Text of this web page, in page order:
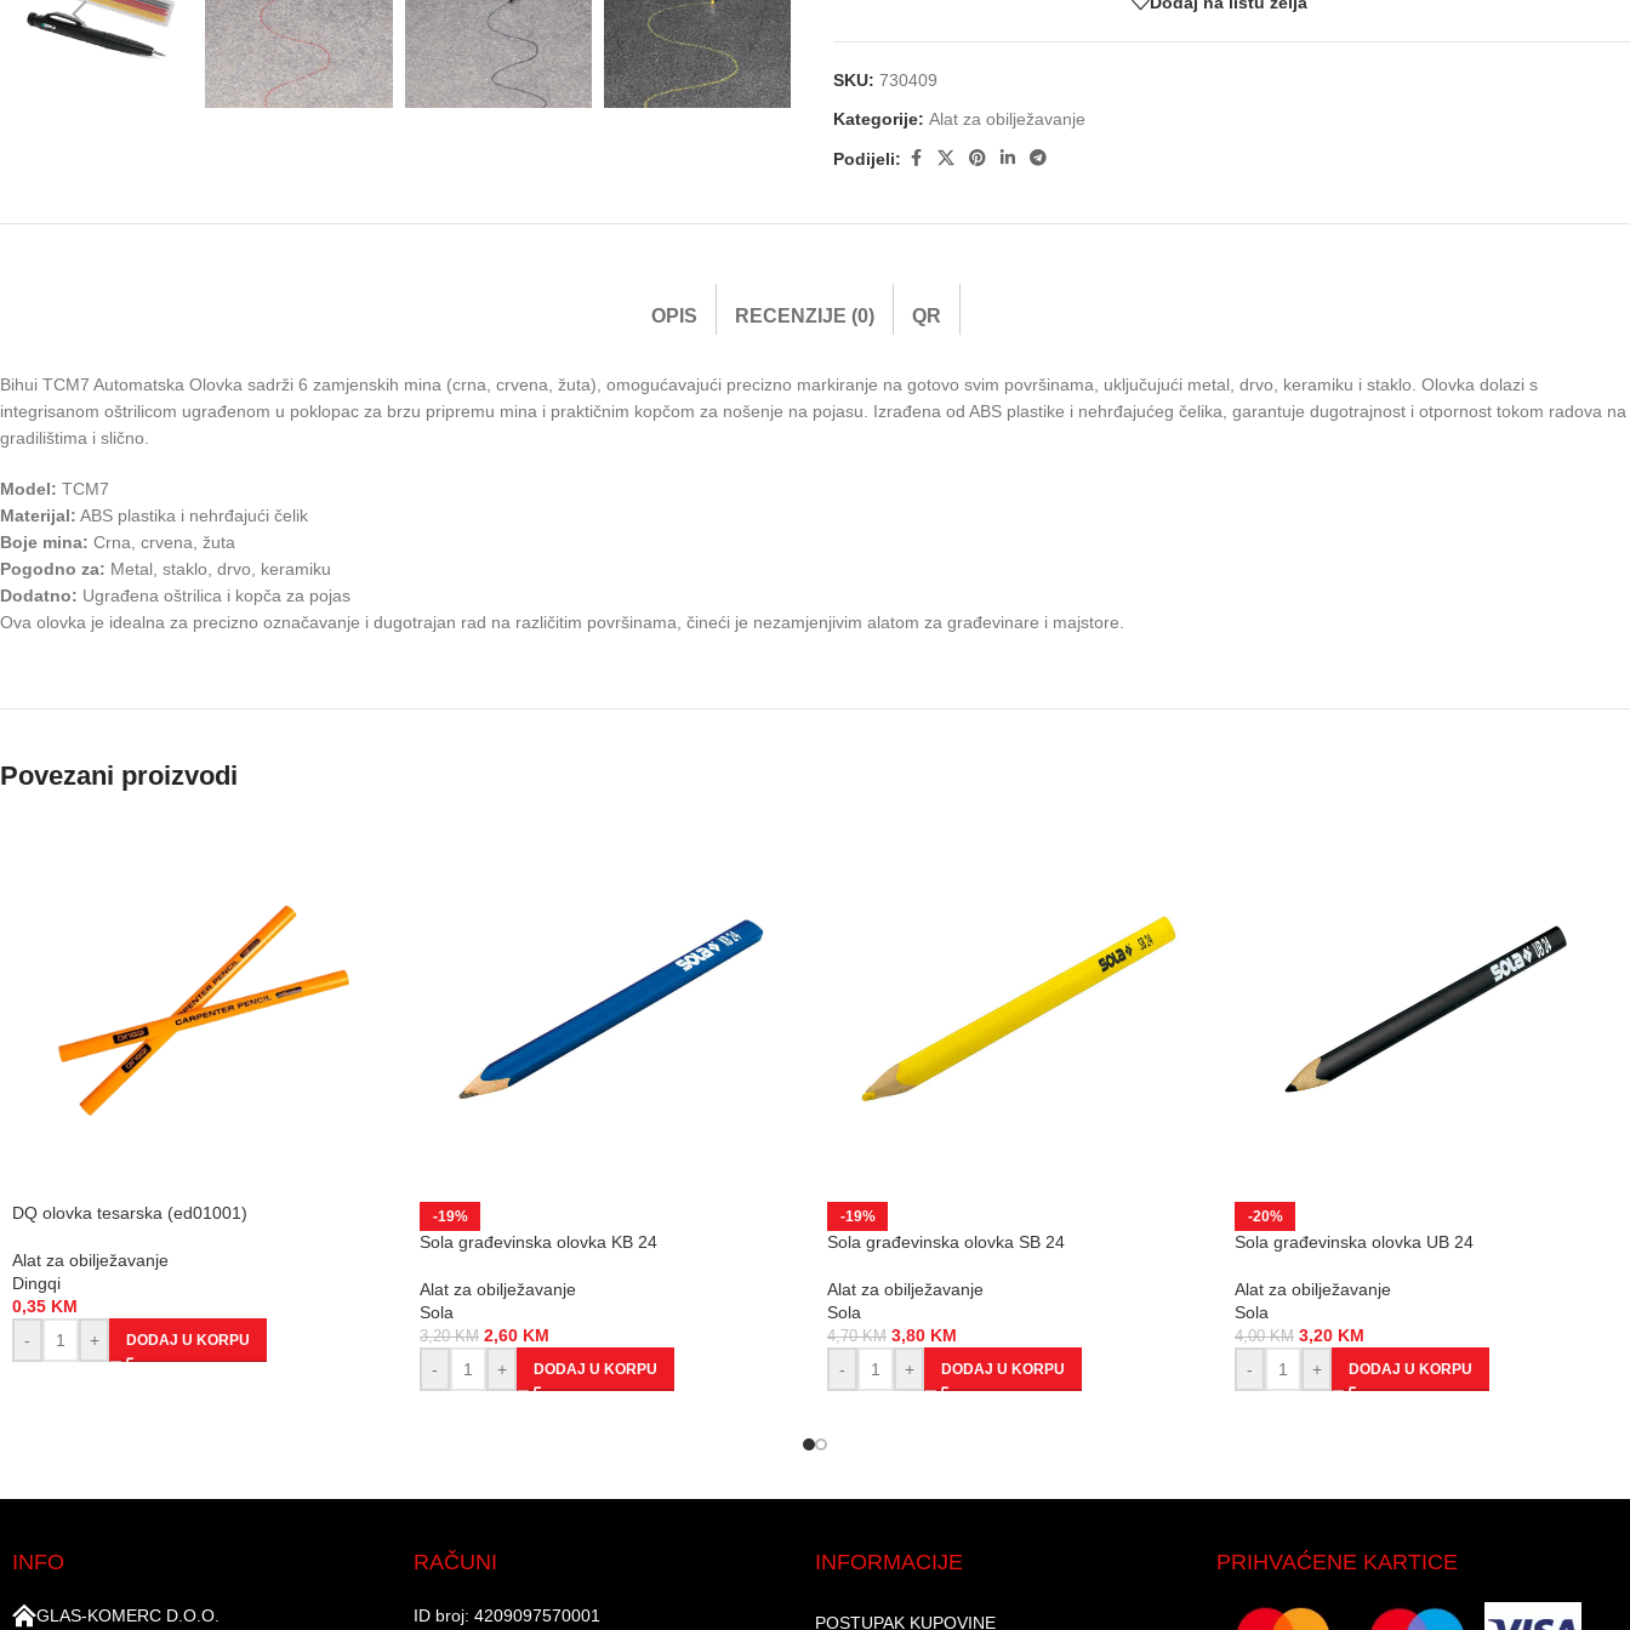
SKU: 730409
Kategorije: Alat za obilježavanje
Podijeli:
OPIS RECENZIJE (0) QR
Bihui TCM7 Automatska Olovka sadrži 6 zamjenskih mina (crna, crvena, žuta), omogućavajući precizno markiranje na gotovo svim površinama, uključujući metal, drvo, keramiku i staklo. Olovka dolazi s
integrisanom oštrilicom ugrađenom u poklopac za brzu pripremu mina i praktičnim kopčom za nošenje na pojasu. Izrađena od ABS plastike i nehrđajućeg čelika, garantuje dugotrajnost i otpornost tokom radova na
gradilištima i slično.
Model: TCM7
Materijal: ABS plastika i nehrđajući čelik
Boje mina: Crna, crvena, žuta
Pogodno za: Metal, staklo, drvo, keramiku
Dodatno: Ugrađena oštrilica i kopča za pojas
Ova olovka je idealna za precizno označavanje i dugotrajan rad na različitim površinama, čineći je nezamjenjivim alatom za građevinare i majstore.
Povezani proizvodi
DQ olovka tesarska (ed01001)
Alat za obilježavanje
Dingqi
0,35 KM
-
+ DODAJ U KORPU
-19%
Sola građevinska olovka KB 24
Alat za obilježavanje
Sola
3,20KM 2,60 KM
-
+ DODAJ U KORPU
-19%
Sola građevinska olovka SB 24
Alat za obilježavanje
Sola
4,70KM 3,80 KM
-
+ DODAJ U KORPU
-20%
Sola građevinska olovka UB 24
Alat za obilježavanje
Sola
4,00KM 3,20 KM
-
+ DODAJ U KORPU
INFO
GLAS-KOMERC D.O.O.
RAČUNI
ID broj: 4209097570001​
INFORMACIJE
POSTUPAK KUPOVINE
PRIHVAĆENE KARTICE